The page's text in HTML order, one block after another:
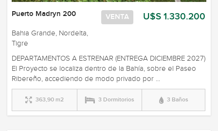
U$S 1.330.200
VENTA
Puerto Madryn 200
Bahia Grande, Nordelta,
Tigre
DEPARTAMENTOS A ESTRENAR (ENTREGA DICIEMBRE 2027)
El Proyecto se localiza dentro de la Bahía, sobre el Paseo
Ribereño, accediendo de modo privado por ...
363,90 m2 3 Dormitorios 3 Baños